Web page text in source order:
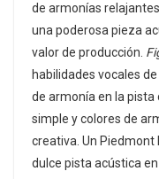
de armonías
una poderosa pieza
valor de producción.
habilidades vocales
de armonía en la
simple y colores de
creativa. Un Piedmont
dulce pista acústica